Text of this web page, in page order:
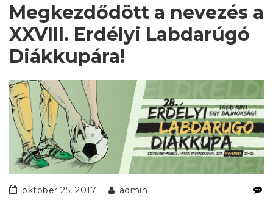
Megkezdődött a nevezés a
XXVIII. Erdélyi Labdarúgó
Diákkupára!
október 25, 2017 admin